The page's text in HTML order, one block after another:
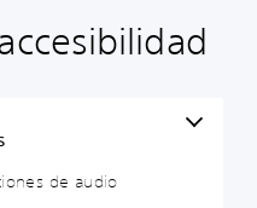
de audio